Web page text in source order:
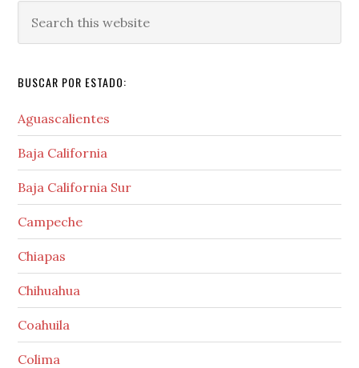
this
BUSCAR POR ESTADO:
Aguascalientes
Baja California
Baja California Sur
Campeche
Chiapas
Chihuahua
Coahuila
Colima